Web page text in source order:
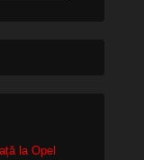
la Opel